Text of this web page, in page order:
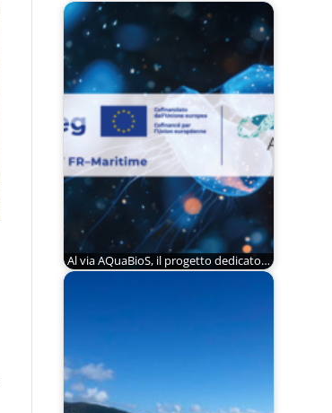
Al via AQuaBioS, il progetto dedicato…